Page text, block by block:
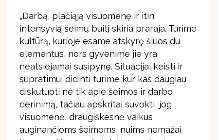
„Darbą, plačiąją visuomenę ir itin
intensyvią šeimų buitį skiria praraja. Turime
kultūrą, kurioje esame atskyrę šiuos du
elementus, nors gyvenime jie yra
neatsiejamai susipynę. Situacijai keisti ir
supratimui didinti turime kur kas daugiau
diskutuoti ne tik apie šeimos ir darbo
derinimą, tačiau apskritai suvokti, jog
visuomenė, draugiškesnė vaikus
auginančioms šeimoms, nuims nemažai